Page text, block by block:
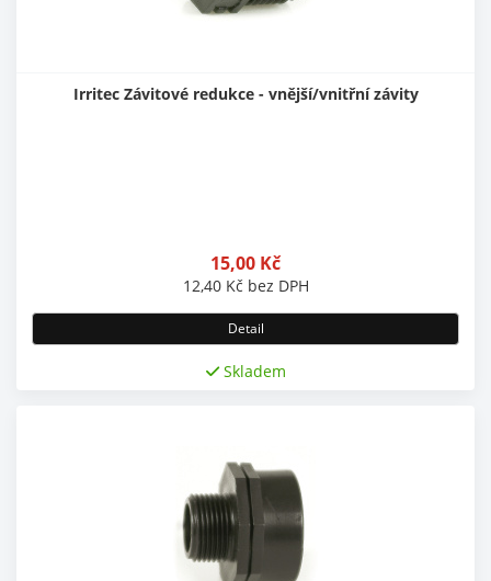
Irritec Závitové redukce - vnější/vnitřní závity
15,00 Kč
12,40 Kč bez DPH
Detail
Skladem